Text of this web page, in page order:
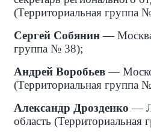
(Территориальная группа
Сергей Собянин— Москва
группа № 38);
Андрей Воробьев—
(Территориальная группа
Александр Дрозденко —
область (Территориальная